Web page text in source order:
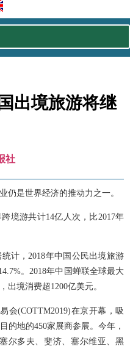
出境旅游将继
社
仍是世界经济的推动力之一。
境游共计14亿人次，比2017年
计，2018年中国公民出境旅游
。2018年中国蝉联全球最大
出境消费超1200亿美元。
会(COTTM2019)在京开幕，吸
的地的450家展商参展。今年，
尔多夫、斐济、塞尔维亚、黑